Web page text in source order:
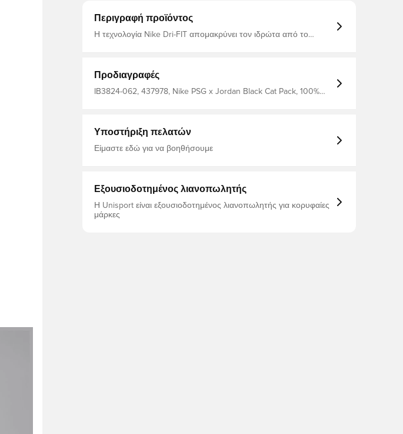
Περιγραφή προϊόντος
Η τεχνολογία Nike Dri-FIT απομακρύνει τον ιδρώτα από το
θερμότητας 100% πολυεστέρας
Προδιαγραφές
IB3824-062, 437978, Nike PSG x Jordan Black Cat Pack, 100%
Υποστήριξη πελατών
Είμαστε εδώ για να βοηθήσουμε
Εξουσιοδοτημένος λιανοπωλητής
Η Unisport είναι εξουσιοδοτημένος λιανοπωλητής για κορυφαίες
μάρκες